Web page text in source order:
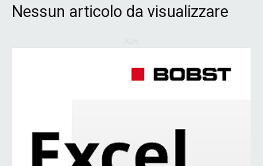
Nessun articolo da visualizzare